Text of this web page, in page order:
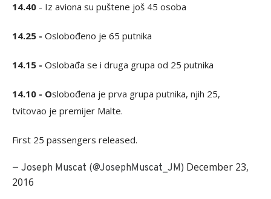
14.40 - Iz aviona su puštene još 45 osoba
14.25 - Oslobođeno je 65 putnika
14.15 - Oslobađa se i druga grupa od 25 putnika
14.10 - Oslobođena je prva grupa putnika, njih 25,
tvitovao je premijer Malte.
First 25 passengers released.
— Joseph Muscat (@JosephMuscat_JM) December 23,
2016